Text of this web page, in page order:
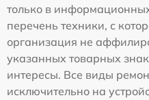
только в
перечень техники, с
организация не
указанных товарных
интересы. Все виды
исключительно на